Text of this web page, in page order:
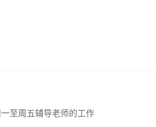
至周五辅导老师的工作